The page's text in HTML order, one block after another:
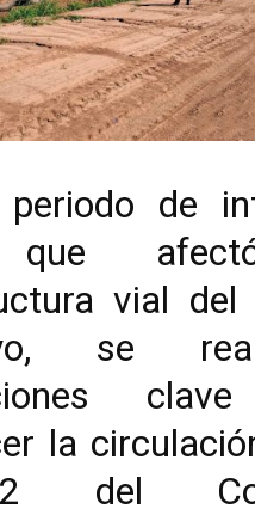
de
que
vial del
se
la
del